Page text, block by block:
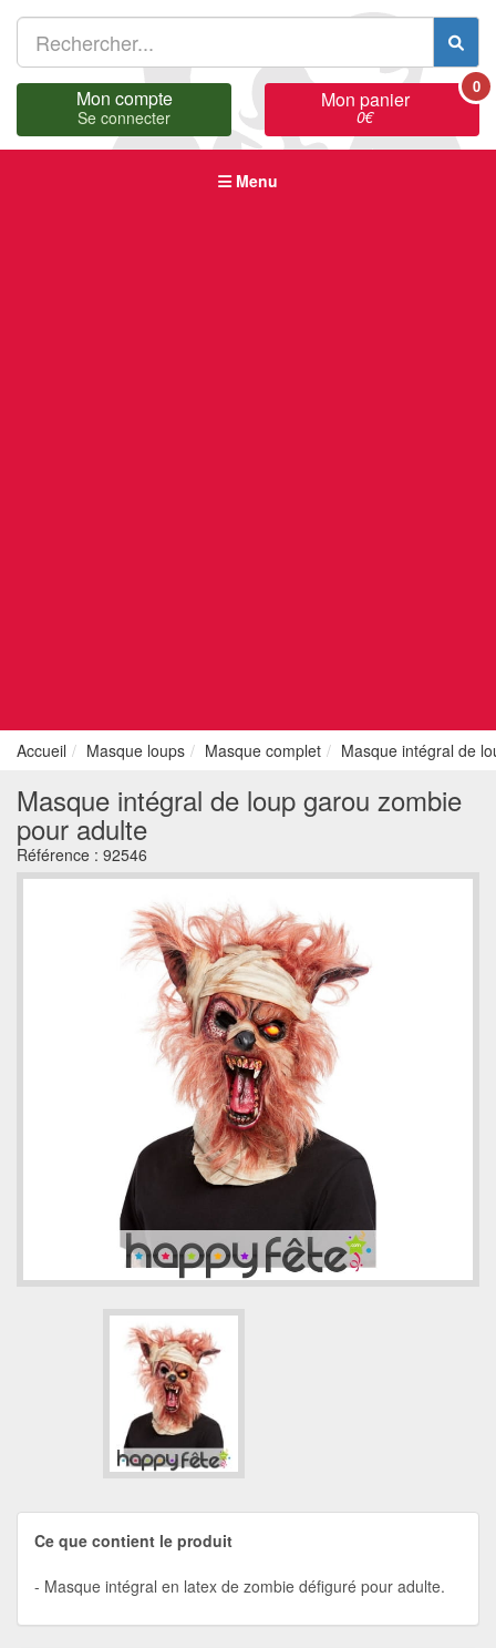
Mon compte
Se connecter
Mon panier
0€
0
Menu
Accueil Masque loups Masque complet Masque intégral de
Masque intégral de loup garou zombie
pour adulte
Référence : 92546
Ce que contient le produit
Masque intégral en latex de zombie défiguré pour adulte.